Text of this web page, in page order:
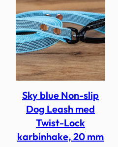
Sky blue Non-slip
Dog Leash med
Twist-Lock
karbinhake, 20 mm